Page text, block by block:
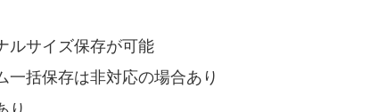
ルサイズ保存が可能
一括保存は非対応の場合あり